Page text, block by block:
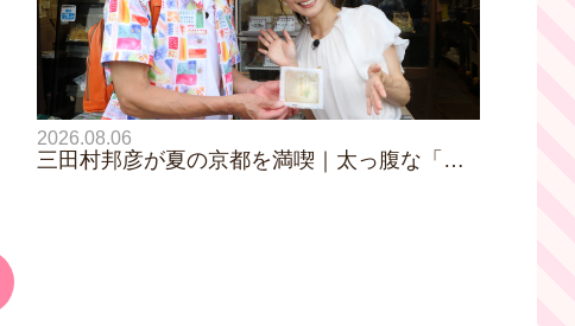
2026.08.06
三田村邦彦が夏の京都を満喫｜太っ腹な「無